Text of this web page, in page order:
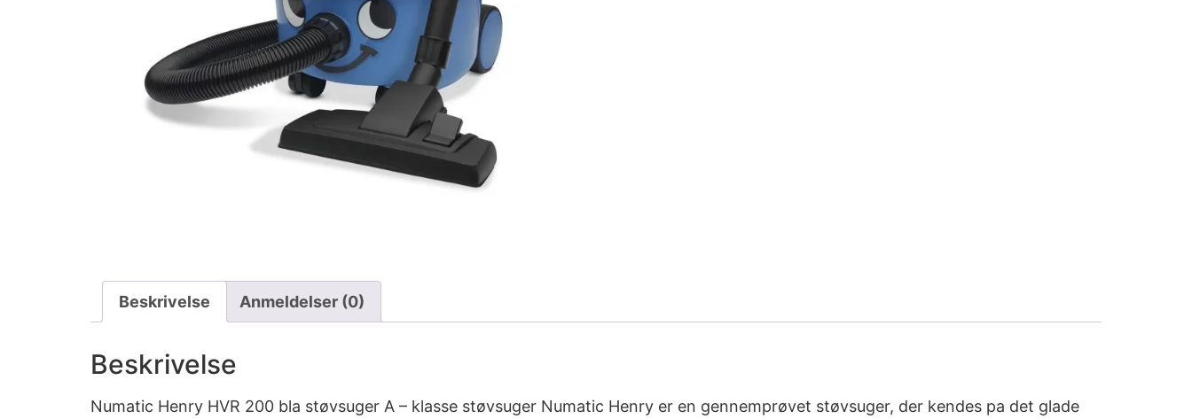
Beskrivelse Anmeldelser (0)
Beskrivelse
Numatic Henry HVR 200 bla støvsuger A – klasse støvsuger Numatic Henry er en gennemprøvet støvsuger, der kendes pa det glade